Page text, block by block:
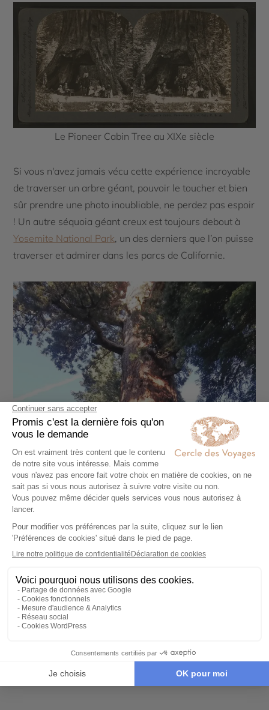
Le Pioneer Cabin Tree au XIXe siècle
Si vous n'avez jamais vécu cette expérience incroyable
de traverser un arbre géant, pouvoir le toucher et bien
sûr prendre une photo inoubliable, ne perdez pas espoir
! Un autre séquoia géant creux est toujours debout à
Yosemite National Park, un des derniers que l’on puisse
traverser et admirer dans les parcs de Californie.
Yosemite National Park, Sequoia
Découvrez nos voyages dans les parcs nationaux de
Ouest américain